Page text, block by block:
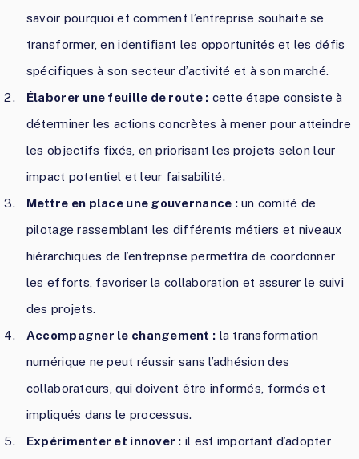
savoir pourquoi et comment l’entreprise souhaite se
transformer, en identifiant les opportunités et les défis
spécifiques à son secteur d’activité et à son marché.
Élaborer une feuille de route : cette étape consiste à
déterminer les actions concrètes à mener pour atteindre
les objectifs fixés, en priorisant les projets selon leur
impact potentiel et leur faisabilité.
Mettre en place une gouvernance :un comité de
pilotage rassemblant les différents métiers et niveaux
hiérarchiques de l’entreprise permettra de coordonner
les efforts, favoriser la collaboration et assurer le suivi
des projets.
Accompagner le changement : la transformation
numérique ne peut réussir sans l’adhésion des
collaborateurs, qui doivent être informés, formés et
impliqués dans le processus.
Expérimenter et innover : il est important d’adopter